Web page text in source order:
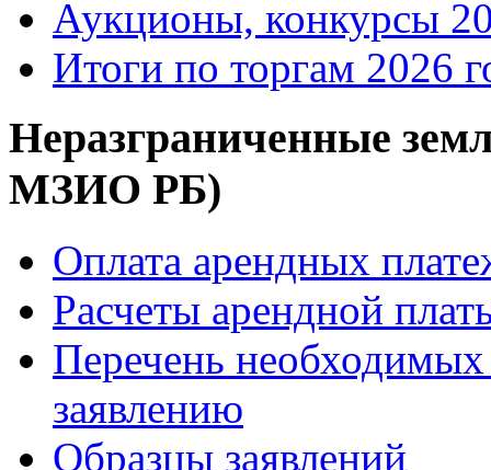
Аукционы, конкурсы
Итоги по торгам 2026
Неразграниченные
МЗИО РБ)
Оплата арендных
Расчеты арендной
Перечень
заявлению
Образцы заявлений